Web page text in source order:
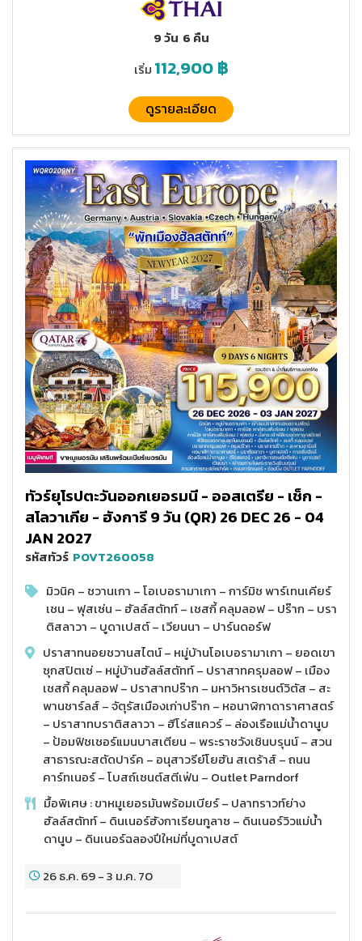
9 วัน 6 คืน
เริ่ม 112,900฿
ดูรายละเอียด
ทัวร์ยุโรปตะวันออกเยอรมนี - ออสเตรีย - เช็ก -
สโลวาเกีย - ฮังการี 9 วัน (QR) 26 DEC 26 - 04
JAN 2027
รหัสทัวร์ POVT260058
มิวนิค – ชวานเกา – โอเบอรามาเกา – การ์มิช พาร์เทนเคียร์
เชน – ฟุสเซ่น – ฮัลล์สตัทท์ – เชสกี้ คลุมลอฟ – ปร๊าก – บรา
ติสลาวา – บูดาเปสต์ – เวียนนา – ปาร์นดอร์ฟ
ปราสาทนอยชวานสไตน์ – หมู่บ้านโอเบอรามาเกา – ยอดเขา
ซุกสปิตเซ่ – หมู่บ้านฮัลล์สตัทท์ – ปราสาทครุมลอฟ – เมือง
เชสกี้ คลุมลอฟ – ปราสาทปร๊าก – มหาวิหารเซนต์วิตัส – สะ
พานชาร์ลส์ – จัตุรัสเมืองเก่าปร๊าก – หอนาฬิกาดาราศาสตร์
– ปราสาทบราติสลาวา – ฮีโร่สแควร์ – ล่องเรือแม่น้ำดานูบ
– ป้อมฟิชเชอร์แมนบาสเตียน – พระราชวังเชินบรุนน์ – สวน
สาธารณะสตัดปาร์ค – อนุสาวรีย์โยฮัน สเตร้าส์ – ถนน
คาร์ทเนอร์ – โบสถ์เซนต์สตีเฟ่น – Outlet Parndorf
มื้อพิเศษ : ขาหมูเยอรมันพร้อมเบียร์ – ปลาทราวท์ย่าง
ฮัลล์สตัทท์ – ดินเนอร์ฮังกาเรียนกูลาซ – ดินเนอร์วิวแม่น้ำ
ดานูบ – ดินเนอร์ฉลองปีใหม่ที่บูดาเปสต์
26 ธ.ค. 69-3 ม.ค. 70